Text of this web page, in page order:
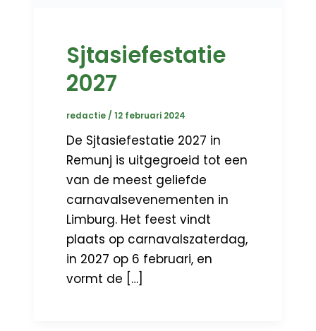
Sjtasiefestatie
2027
redactie /12 februari 2024
De Sjtasiefestatie 2027 in
Remunj is uitgegroeid tot een
van de meest geliefde
carnavalsevenementen in
Limburg. Het feest vindt
plaats op carnavalszaterdag,
in 2027 op 6 februari, en
vormt de […]